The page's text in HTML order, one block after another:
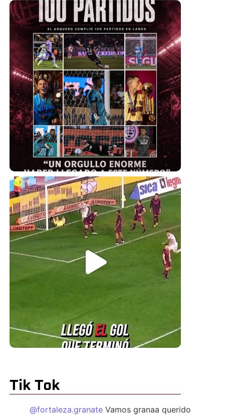
Tik Tok
@fortaleza.granate Vamos granaa querido